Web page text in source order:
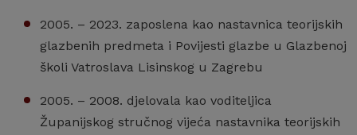
2005. – 2023. zaposlena kao nastavnica teorijskih
glazbenih predmeta i Povijesti glazbe u Glazbenoj
školi Vatroslava Lisinskog u Zagrebu
2005. – 2008. djelovala kao voditeljica
Županijskog stručnog vijeća nastavnika teorijskih